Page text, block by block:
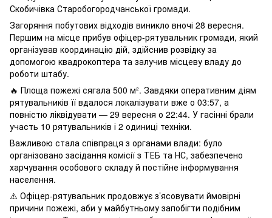
Скобичівка Старобогородчанської громади.
Загоряння побутових відходів виникло вночі 28 вересня.
Першим на місце прибув офіцер-рятувальник громади, який
організував координацію дій, здійснив розвідку за
допомогою квадрокоптера та залучив місцеву владу до
роботи штабу.
🔥 Площа пожежі сягала 500 м². Завдяки оперативним діям
рятувальників її вдалося локалізувати вже о 03:57, а
повністю ліквідувати — 29 вересня о 22:44. У гасінні брали
участь 10 рятувальників і 2 одиниці техніки.
Важливою стала співпраця з органами влади: було
організовано засідання комісії з ТЕБ та НС, забезпечено
харчування особового складу й постійне інформування
населення.
⚠️ Офіцер-рятувальник продовжує з’ясовувати ймовірні
причини пожежі, аби у майбутньому запобігти подібним